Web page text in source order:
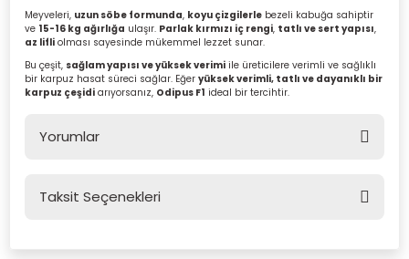
Meyveleri, uzun söbe formunda, koyu çizgilerle bezeli kabuğa sahiptir
ve 15-16 kg ağırlığa ulaşır. Parlak kırmızı iç rengi, tatlı ve sert yapısı,
az lifli olması sayesinde mükemmel lezzet sunar.
Bu çeşit, sağlam yapısı ve yüksek verimi ile üreticilere verimli ve sağlıklı
bir karpuz hasat süreci sağlar. Eğer yüksek verimli, tatlı ve dayanıklı bir
karpuz çeşidi arıyorsanız, Odipus F1 ideal bir tercihtir.
Yorumlar
Taksit Seçenekleri